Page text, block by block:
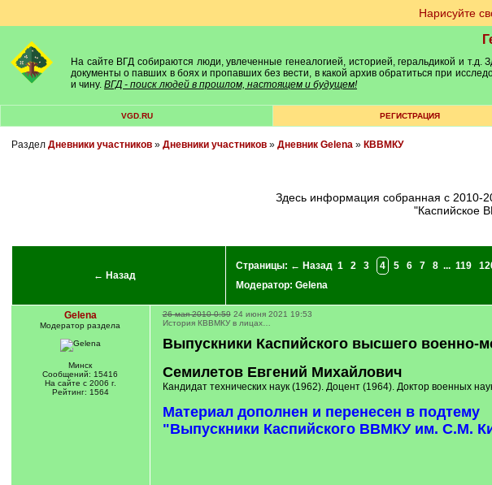
Нарисуйте
На сайте ВГД собираются люди, увлеченные генеалогией, историей, геральдикой и т.д.
документы о павших в боях и пропавших без вести, в какой архив обратиться при
и чину. ВГД - поиск людей в прошлом, настоящем и будущем!
VGD.RU РЕГИСТРАЦИЯ
Раздел Дневники участников» Дневники участников» Дневник Gelena» КВВМКУ
Здесь информация собранная с 2010-
"Каспийское
← Назад
Страницы: ← Назад 1 2 3 4 5 6 7 8 ... 119
Модератор: Gelena
Gelena
Модератор раздела
Минск
Сообщений: 15416
На сайте с 2006 г.
Рейтинг: 1564
26 мая 2010 0:59 24 июня 2021 19:53
История КВВМКУ в лицах…
Выпускники Каспийского высшего военно-
Семилетов Евгений Михайлович
Кандидат технических наук (1962). Доцент (1964). Доктор
Материал дополнен и перенесен в подтему
"Выпускники Каспийского ВВМКУ им. С.М.